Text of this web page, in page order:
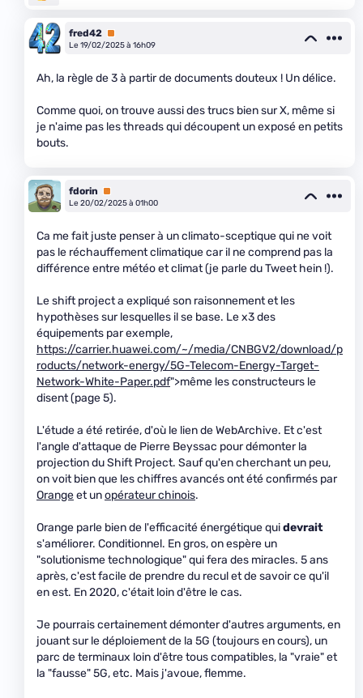
fred42 Premium
Le 19/02/2025 à 16h09
Ah, la règle de 3 à partir de documents douteux ! Un délice.
Comme quoi, on trouve aussi des trucs bien sur X, même si
je n'aime pas les threads qui découpent un exposé en petits
bouts.
fdorin
Premium
Le 20/02/2025 à 01h00
Ca me fait juste penser à un climato-sceptique qui ne voit
pas le réchauffement climatique car il ne comprend pas la
différence entre météo et climat (je parle du Tweet hein !).
Le shift project a expliqué son raisonnement et les
hypothèses sur lesquelles il se base. Le x3 des
équipements par exemple,
https://carrier.huawei.com/~/media/CNBGV2/download/p
roducts/network-energy/5G-Telecom-Energy-Target-
Network-White-Paper.pdf">même les constructeurs le
disent (page 5).
L'étude a été retirée, d'où le lien de WebArchive. Et c'est
l'angle d'attaque de Pierre Beyssac pour démonter la
projection du Shift Project. Sauf qu'en cherchant un peu,
on voit bien que les chiffres avancés ont été confirmés par
Orangeet unopérateur chinois.
Orange parle bien de l'efficacité énergétique quidevrait
s'améliorer. Conditionnel. En gros, on espère un
"solutionisme technologique" qui fera des miracles. 5 ans
après, c'est facile de prendre du recul et de savoir ce qu'il
en est. En 2020, c'était loin d'être le cas.
Je pourrais certainement démonter d'autres arguments, en
jouant sur le déploiement de la 5G (toujours en cours), un
parc de terminaux loin d'être tous compatibles, la "vraie" et
la "fausse" 5G, etc. Mais j'avoue, flemme.